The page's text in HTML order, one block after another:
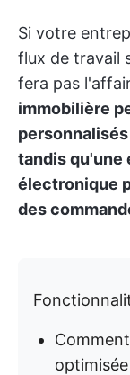
Si votre
flux de travail
fera pas
immobilière
tandis qu'une
électronique
des